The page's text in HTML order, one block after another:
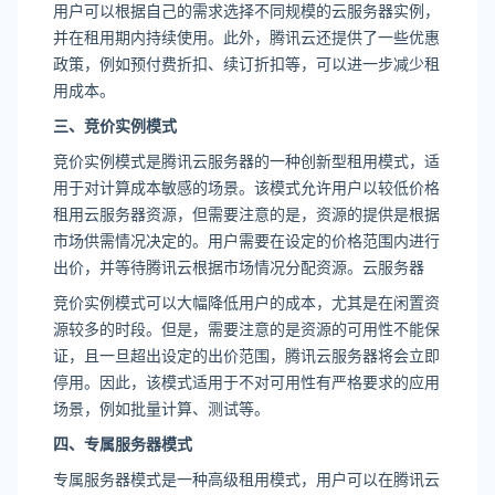
用户可以根据自己的需求选择不同规模的云服务器实例，
并在租用期内持续使用。此外，腾讯云还提供了一些优惠
政策，例如预付费折扣、续订折扣等，可以进一步减少租
用成本。
三、竞价实例模式
竞价实例模式是腾讯云服务器的一种创新型租用模式，适
用于对计算成本敏感的场景。该模式允许用户以较低价格
租用云服务器资源，但需要注意的是，资源的提供是根据
市场供需情况决定的。用户需要在设定的价格范围内进行
出价，并等待腾讯云根据市场情况分配资源。云服务器
竞价实例模式可以大幅降低用户的成本，尤其是在闲置资
源较多的时段。但是，需要注意的是资源的可用性不能保
证，且一旦超出设定的出价范围，腾讯云服务器将会立即
停用。因此，该模式适用于不对可用性有严格要求的应用
场景，例如批量计算、测试等。
四、专属服务器模式
专属服务器模式是一种高级租用模式，用户可以在腾讯云